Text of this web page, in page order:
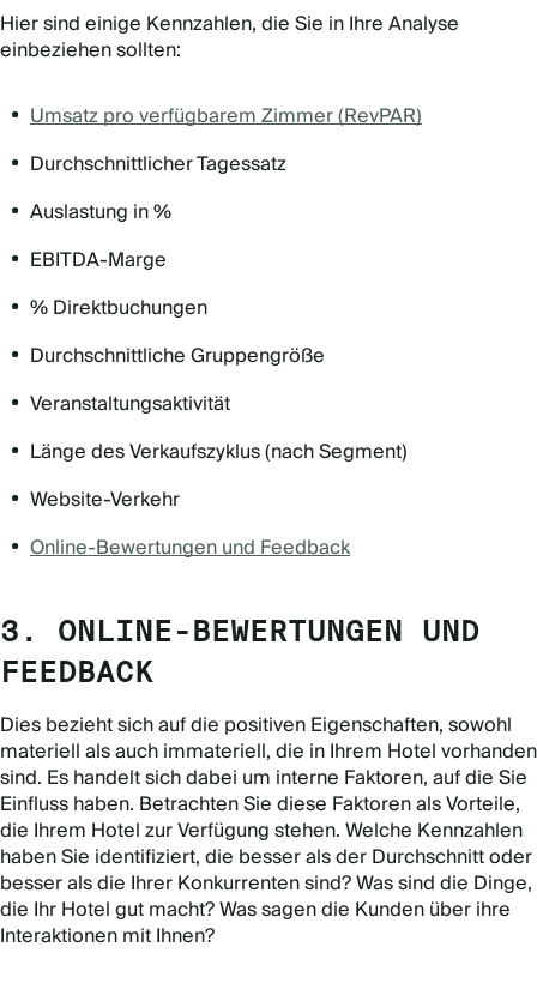
Hier sind einige Kennzahlen, die Sie in Ihre Analyse
einbeziehen sollten:
Umsatz pro verfügbarem Zimmer (RevPAR)
Durchschnittlicher Tagessatz
Auslastung in %
EBITDA-Marge
% Direktbuchungen
Durchschnittliche Gruppengröße
Veranstaltungsaktivität
Länge des Verkaufszyklus (nach Segment)
Website-Verkehr
Online-Bewertungen und Feedback
3. ONLINE-BEWERTUNGEN UND
FEEDBACK
Dies bezieht sich auf die positiven Eigenschaften, sowohl
materiell als auch immateriell, die in Ihrem Hotel vorhanden
sind. Es handelt sich dabei um interne Faktoren, auf die Sie
Einfluss haben. Betrachten Sie diese Faktoren als Vorteile,
die Ihrem Hotel zur Verfügung stehen. Welche Kennzahlen
haben Sie identifiziert, die besser als der Durchschnitt oder
besser als die Ihrer Konkurrenten sind? Was sind die Dinge,
die Ihr Hotel gut macht? Was sagen die Kunden über ihre
Interaktionen mit Ihnen?